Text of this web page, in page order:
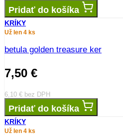
Pridať do košíka
KRÍKY
Už len 4 ks
betula golden treasure ker
7,50 €
6,10 € bez DPH
Pridať do košíka
KRÍKY
Už len 4 ks